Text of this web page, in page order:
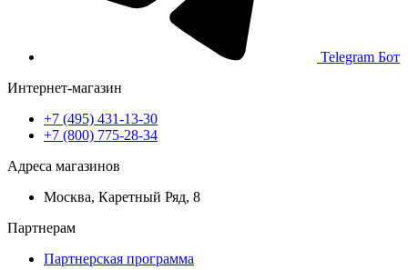
Telegram Бот
Интернет-магазин
+7 (495) 431-13-30
+7 (800) 775-28-34
Адреса магазинов
Москва, Каретный Ряд, 8
Партнерам
Партнерская программа